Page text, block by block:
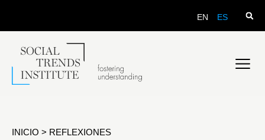
EN ES
INICIO > REFLEXIONES